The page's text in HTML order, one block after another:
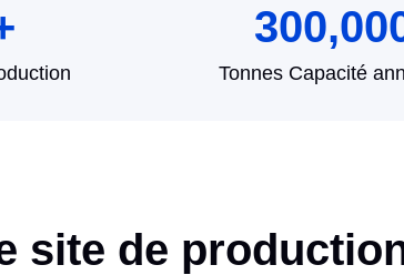
Tonnes Capacité
site de